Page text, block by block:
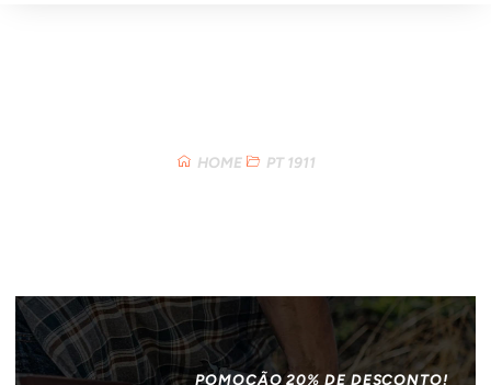
HOME PT 1911
POMOÇÃO 20% DE DESCONTO!